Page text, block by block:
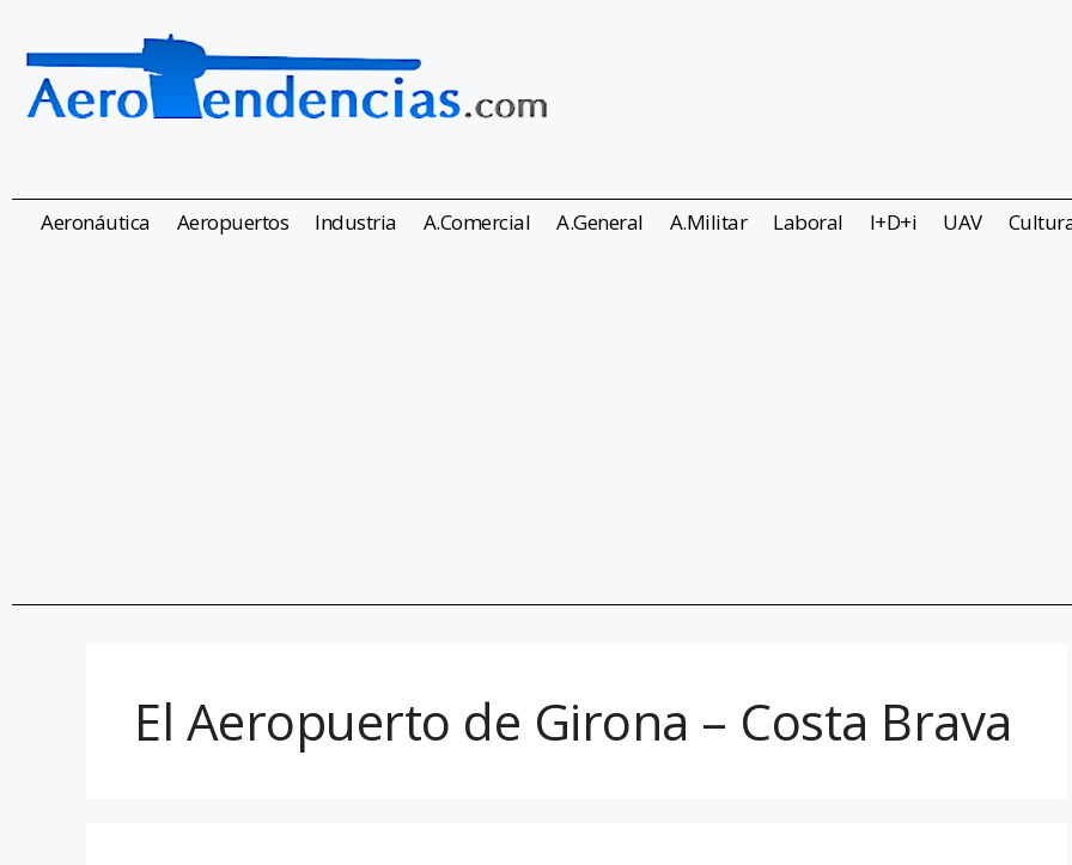
Aeronáutica Aeropuertos Industria A.Comercial A.General A.Militar Laboral I+D+i UAV
El Aeropuerto de Girona – Costa Brava